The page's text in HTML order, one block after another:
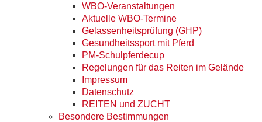
WBO-Veranstaltungen
Aktuelle WBO-Termine
Gelassenheitsprüfung (GHP)
Gesundheitssport mit Pferd
PM-Schulpferdecup
Regelungen für das Reiten im Gelände
Impressum
Datenschutz
REITEN und ZUCHT
Besondere Bestimmungen